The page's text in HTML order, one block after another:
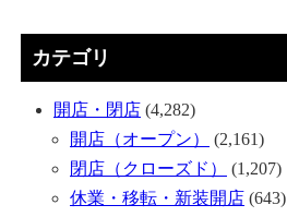
カテゴリ
開店・閉店 (4,282)
開店（オープン）
(2,161)
閉店（クローズド）
(1,207)
休業・移転・新装開店 (643)